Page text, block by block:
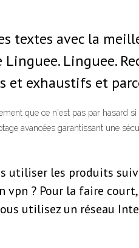
textes avec la
Linguee.
et exhaustifs et
que ce n'est pas par
avancées garantissant une
les produits
? Pour la faire
utilisez un réseau